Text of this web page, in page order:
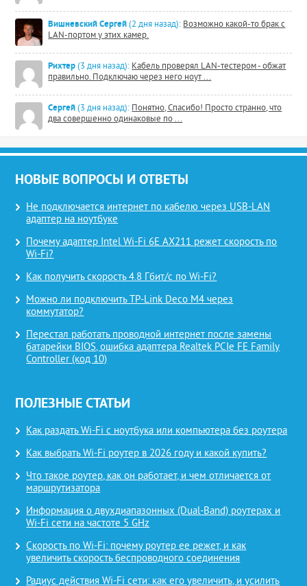
Вишневский Сергей (2 дня назад): Возможно какой-то брак с
LAN-портом у этих камер.
Рихтер (3 дня назад): Кабель проверял LAN-тестером - обжат
правильно. Подключаю через него ноут ...
Сергей (3 дня назад): Понятно, Спасибо! Просто странно, что
два совершенно одинаковые по ...
НОВЫЕ ВОПРОСЫ И ОТВЕТЫ
Не подключается интернет по кабелю через USB-LAN
адаптер на ноутбуке
Почему адаптер Intel Wi-Fi 6E AX211 режет скорость по
Wi-Fi?
Как получить скорость 4.8 Гбит/с по Wi-Fi?
Можно ли подключить TP-Link Deco M4 через
коммутатор?
Перестал работать проводной интернет после замены
батарейки BIOS, ошибка адаптера Realtek PCIe FE Family
Controller (код 10)
ПОЛЕЗНЫЕ СТАТЬИ
Как раздать Wi-Fi с ноутбука или компьютера без роутера
Как выбрать Wi-Fi роутер в 2026 году и какой купить?
Что такое роутер, как он работает, и чем отличается от
маршрутизатора
Информация о двухдиапазонных (Dual-Band) роутерах и
Wi-Fi сети на частоте 5 GHz
Скорость по Wi-Fi: почему роутер ее режет, и как
увеличить скорость беспроводного соединения
Радиус действия Wi-Fi сети: как его увеличить, и усилить